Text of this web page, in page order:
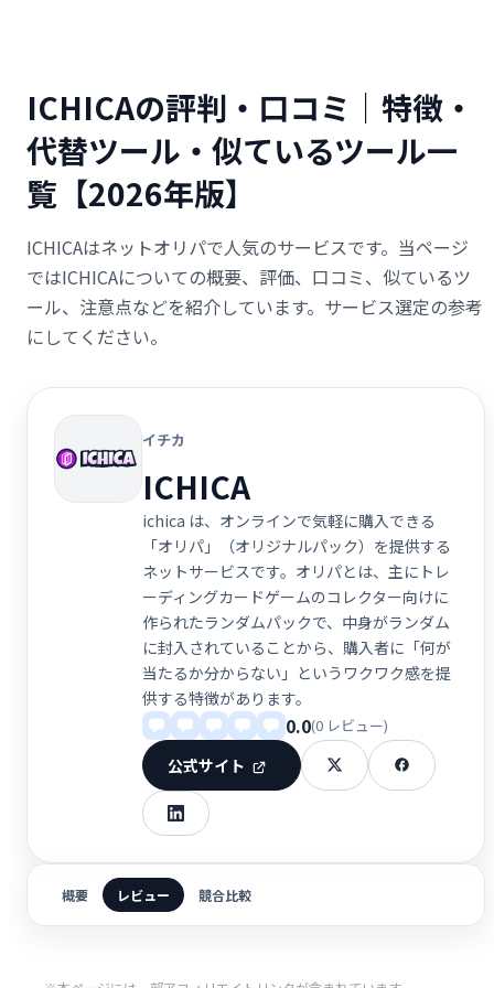
ICHICAの評判・口コミ｜特徴・
代替ツール・似ているツール一
覧【2026年版】
ICHICAはネットオリパで人気のサービスです。当ページ
ではICHICAについての概要、評価、口コミ、似ているツ
ール、注意点などを紹介しています。サービス選定の参考
にしてください。
イチカ
ICHICA
ichica は、オンラインで気軽に購入できる
「オリパ」（オリジナルパック）を提供する
ネットサービスです。オリパとは、主にトレ
ーディングカードゲームのコレクター向けに
作られたランダムパックで、中身がランダム
に封入されていることから、購入者に「何が
当たるか分からない」というワクワク感を提
供する特徴があります。
0.0(0 レビュー)
公式サイト
概要 レビュー 競合比較